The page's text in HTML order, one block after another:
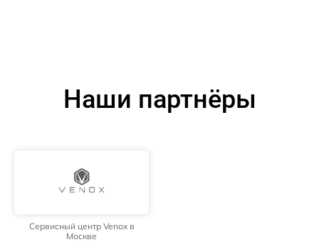
Наши партнёры
Сервисный центр Venox в
Москве